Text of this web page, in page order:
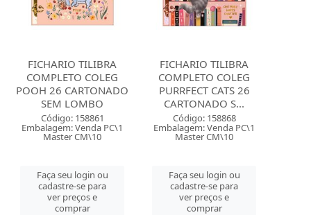
FICHARIO TILIBRA
COMPLETO COLEG
POOH 26 CARTONADO
SEM LOMBO
Código: 158861
Embalagem: Venda PC\1
Master CM\10
Faça seu login ou
cadastre-se para
ver preços e
comprar
FICHARIO TILIBRA
COMPLETO COLEG
PURRFECT CATS 26
CARTONADO S...
Código: 158868
Embalagem: Venda PC\1
Master CM\10
Faça seu login ou
cadastre-se para
ver preços e
comprar